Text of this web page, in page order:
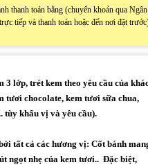
thanh toán bằng (chuyển khoản qua Ngân
tiếp và thanh toán hoặc đến nơi đặt
lớp, trét kem theo yêu cầu của
tươi chocolate, kem tươi sữa chua,
tùy khẩu vị và yêu cầu).
tất cả các hương vị: Cốt bánh
ngọt nhẹ của kem tươi.. Đặc biệt,